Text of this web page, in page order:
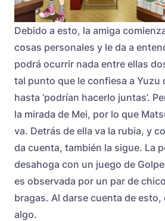
Debido a esto, la amiga
cosas personales y le da a
podrá ocurrir nada entre ellas
tal punto que le confiesa a Yuzu
hasta ‘podrían hacerlo juntas’.
la mirada de Mei, por lo que
va. Detrás de ella va la rubia, y
da cuenta, también la sigue. La
desahoga con un juego de
es observada por un par de
bragas. Al darse cuenta de esto,
algo.